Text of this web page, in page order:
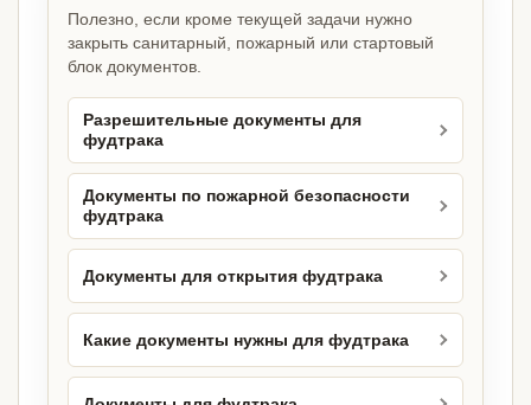
Полезно, если кроме текущей задачи нужно
закрыть санитарный, пожарный или стартовый
блок документов.
Разрешительные документы для
фудтрака
Документы по пожарной безопасности
фудтрака
Документы для открытия фудтрака
Какие документы нужны для фудтрака